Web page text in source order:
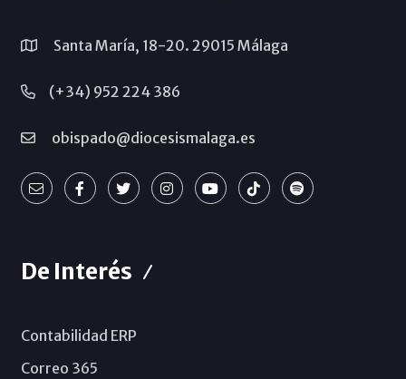
Santa María, 18-20. 29015 Málaga
(+34) 952 224 386
obispado@diocesismalaga.es
De Interés
Contabilidad ERP
Correo 365